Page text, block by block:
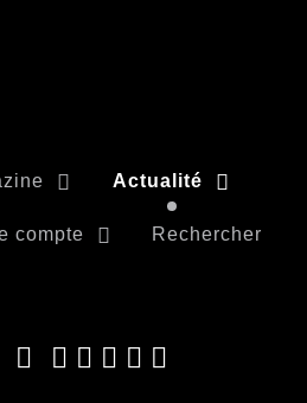
Actualité
compte Rechercher